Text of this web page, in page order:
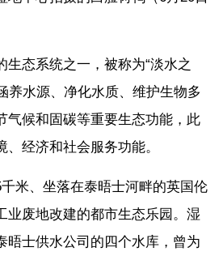
生态系统之一，被称为“淡水之
养水源、净化水质、维护生物多
气候和固碳等重要生态功能，此
经济和社会服务功能。
米、坐落在泰晤士河畔的英国伦
业废地改建的都市生态乐园。湿
晤士供水公司的四个水库，曾为